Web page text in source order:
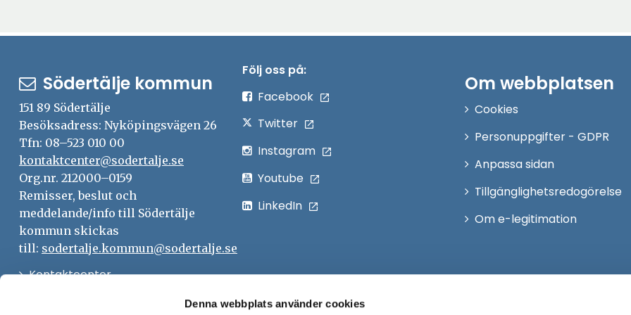
Denna webbplats använder cookies
Södertälje kommun
151 89 Södertälje
Besöksadress: Nyköpingsvägen 26
Tfn: 08–523 010 00
kontaktcenter@sodertalje.se
Org.nr. 212000–0159
Remisser, beslut och
meddelande/info till Södertälje
kommun skickas
till: sodertalje.kommun@sodertalje.se
KontaktcenterÖppna
Följ oss på:
Facebook
Twitter
Instagram
Youtube
LinkedIn
Om webbplatsen
Cookies
Personuppgifter - GDPR
Anpassa sidan
Tillgänglighetsredogörelse
Om e-legitimation